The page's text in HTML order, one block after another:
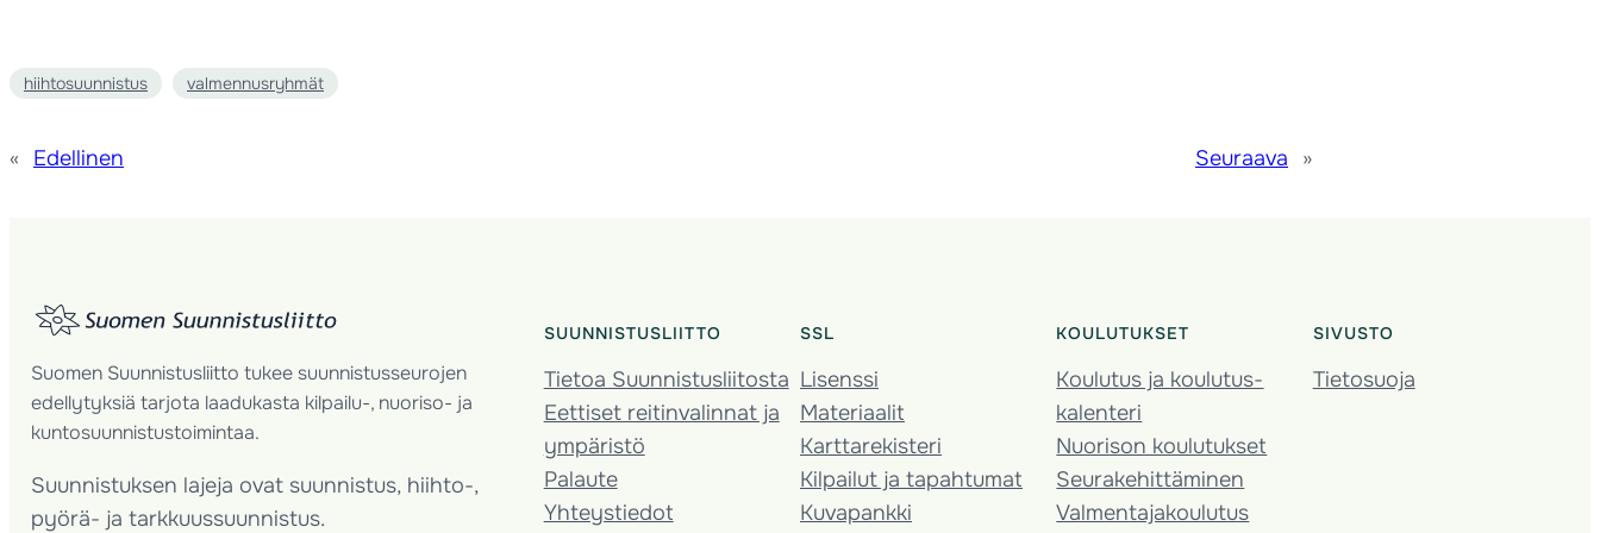
hiihtosuunnistus valmennusryhmät
« Edellinen Seuraava »
Suomen Suunnistusliitto tukee suunnistusseurojen
edellytyksiä tarjota laadukasta kilpailu-, nuoriso- ja
kuntosuunnistustoimintaa.
Suunnistuksen lajeja ovat suunnistus, hiihto-,
pyörä- ja tarkkuussuunnistus.
SUUNNISTUSLIITTO
Tietoa Suunnistusliitosta
Eettiset reitinvalinnat ja
ympäristö
Palaute
Yhteystiedot
SSL
Lisenssi
Materiaalit
Karttarekisteri
Kilpailut ja tapahtumat
Kuvapankki
KOULUTUKSET
Koulutus ja koulutus­
kalenteri
Nuorison koulutukset
Seura­kehittäminen
Valmentaja­koulutus
SIVUSTO
Tietosuoja